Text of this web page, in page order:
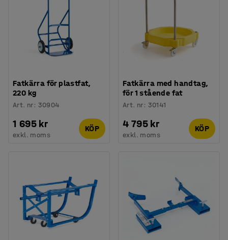
Fatkärra för plastfat,
220 kg
Art. nr: 30904
1 695 kr
exkl. moms
KÖP
Fatkärra med handtag,
för 1 stående fat
Art. nr: 30141
4 795 kr
exkl. moms
KÖP